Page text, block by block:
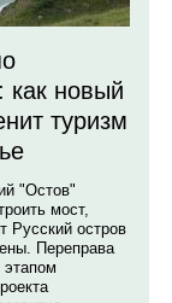
как новый
туризм
"Остов"
мост,
Русский остров
Переправа